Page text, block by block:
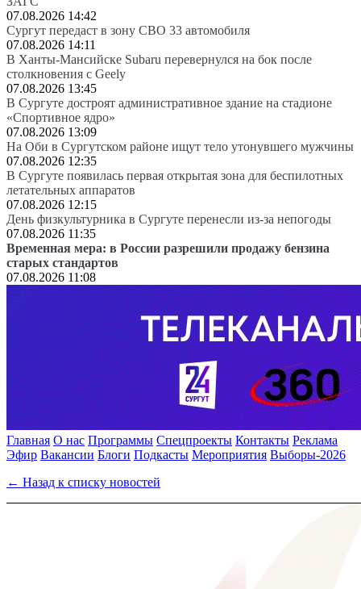
07.08.2026 14:42
Сургут передаст в зону СВО 33 автомобиля
07.08.2026 14:11
В Ханты-Мансийске Subaru перевернулся на бок после
столкновения с Geely
07.08.2026 13:45
В Сургуте достроят административное здание на стадионе
«Спортивное ядро»
07.08.2026 13:09
На Оби в Сургутском районе ищут тело утонувшего мужчины
07.08.2026 12:35
В Сургуте появилась первая открытая зона для беспилотных
летательных аппаратов
07.08.2026 12:15
День физкультурника в Сургуте перенесли из-за непогоды
07.08.2026 11:35
Временная мера: в России разрешили продажу бензина
старых стандартов
07.08.2026 11:08
Главная О нас Программы Спецпроекты Контакты Реклама
Эфир Вакансии Блоги Подкасты Мероприятия Выборы-2026
← Назад к списку новостей